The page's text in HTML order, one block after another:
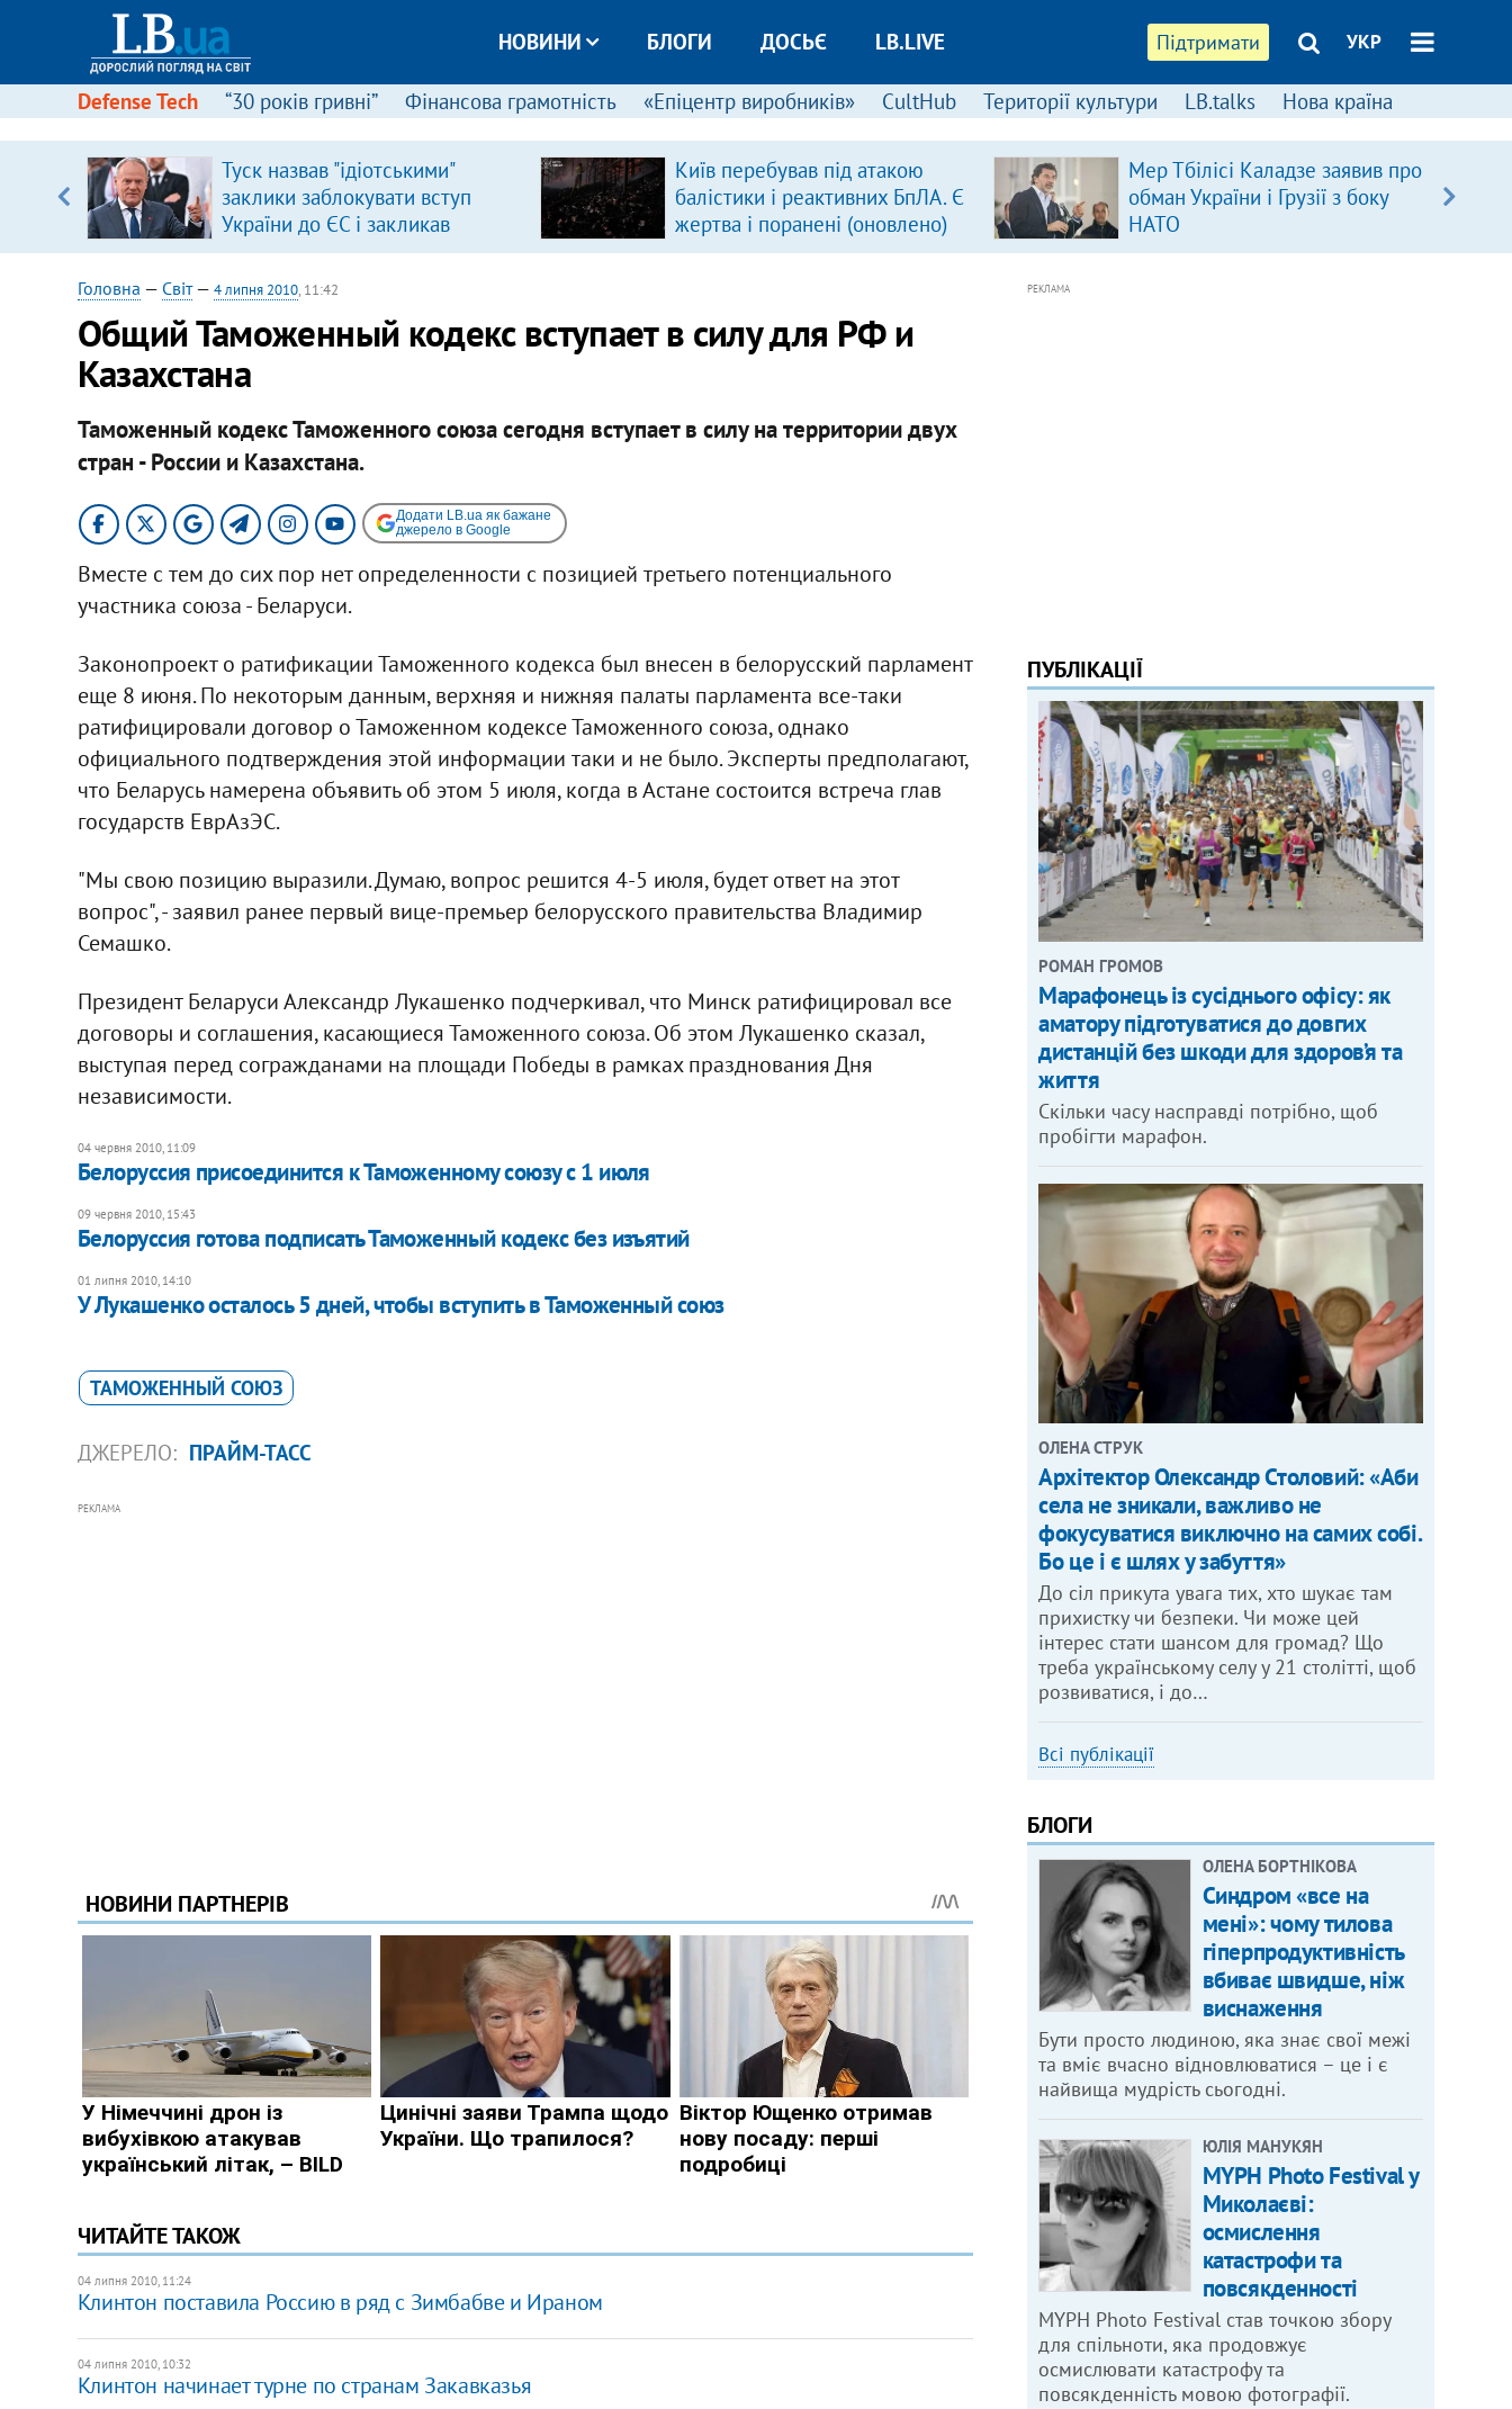
Підтримати УКР
НОВИНИ БЛОГИ ДОСЬЄ LB.LIVE
Defense Tech “30 років гривні” Фінансова грамотність «Епіцентр виробників» CultHub Території культури LB.talks Нова країна
Туск назвав "ідіотськими"
заклики заблокувати вступ
України до ЄС і закликав
припинити антиукраїнську
риторику
Київ перебував під атакою
балістики і реактивних БпЛА. Є
жертва і поранені (оновлено)
Мер Тбілісі Каладзе заявив про
обман України і Грузії з боку
НАТО
Головна — Світ— 4 липня 2010, 11:42
Общий Таможенный кодекс вступает в силу для РФ и
Казахстана
Таможенный кодекс Таможенного союза сегодня вступает в силу на территории двух
стран - России и Казахстана.
Додати LB.ua як бажане
джерело в Google
Вместе с тем до сих пор нет определенности с позицией третьего потенциального
участника союза - Беларуси.
Законопроект о ратификации Таможенного кодекса был внесен в белорусский парламент
еще 8 июня. По некоторым данным, верхняя и нижняя палаты парламента все-таки
ратифицировали договор о Таможенном кодексе Таможенного союза, однако
официального подтверждения этой информации таки и не было. Эксперты предполагают,
что Беларусь намерена объявить об этом 5 июля, когда в Астане состоится встреча глав
государств ЕврАзЭС.
"Мы свою позицию выразили. Думаю, вопрос решится 4-5 июля, будет ответ на этот
вопрос", - заявил ранее первый вице-премьер белорусского правительства Владимир
Семашко.
Президент Беларуси Александр Лукашенко подчеркивал, что Минск ратифицировал все
договоры и соглашения, касающиеся Таможенного союза. Об этом Лукашенко сказал,
выступая перед согражданами на площади Победы в рамках празднования Дня
независимости.
04 червня 2010, 11:09
Белоруссия присоединится к Таможенному союзу с 1 июля
09 червня 2010, 15:43
Белоруссия готова подписать Таможенный кодекс без изъятий
01 липня 2010, 14:10
У Лукашенко осталось 5 дней, чтобы вступить в Таможенный союз
ТАМОЖЕННЫЙ СОЮЗ
ДЖЕРЕЛО: ПРАЙМ-ТАСС
РЕКЛАМА
ЧИТАЙТЕ ТАКОЖ
04 липня 2010, 11:24
Клинтон поставила Россию в ряд с Зимбабве и Ираном
04 липня 2010, 10:32
Клинтон начинает турне по странам Закавказья
РЕКЛАМА
ПУБЛІКАЦІЇ
РОМАН ГРОМОВ
Марафонець із сусіднього офісу: як
аматору підготуватися до довгих
дистанцій без шкоди для здоров’я та
життя
Скільки часу насправді потрібно, щоб
пробігти марафон.
ОЛЕНА СТРУК
Архітектор Олександр Столовий: «Аби
села не зникали, важливо не
фокусуватися виключно на самих собі.
Бо це і є шлях у забуття»
До сіл прикута увага тих, хто шукає там
прихистку чи безпеки. Чи може цей
інтерес стати шансом для громад? Що
треба українському селу у 21 столітті, щоб
розвиватися, і до…
Всі публікації
БЛОГИ
ОЛЕНА БОРТНІКОВА
Синдром «все на
мені»: чому тилова
гіперпродуктивність
вбиває швидше, ніж
виснаження
Бути просто людиною, яка знає свої межі
та вміє вчасно відновлюватися – це і є
найвища мудрість сьогодні.
ЮЛІЯ МАНУКЯН
MYPH Photo Festival у
Миколаєві:
осмислення
катастрофи та
повсякденності
MYPH Photo Festival став точкою збору
для спільноти, яка продовжує
осмислювати катастрофу та
повсякденність мовою фотографії.